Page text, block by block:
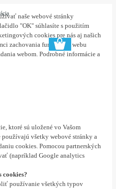
naše webové stránky
"OK" súhlasíte s použitím
cookies pre nás aj našich
zachovania funkčnosti webu
webom. Podrobné informácie a
ktoré sú uložené vo Vašom
všetky webové stránky a
cookies. Pomocou partnerských
(napríklad Google analytics
cookies?
používanie všetkých typov